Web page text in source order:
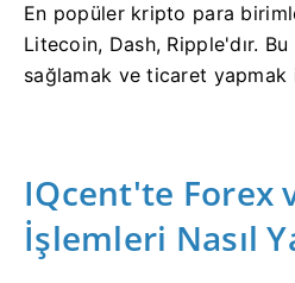
En popüler kripto para
Litecoin, Dash, Ripple'dır.
sağlamak ve ticaret
IQcent'te Forex
İşlemleri Nasıl